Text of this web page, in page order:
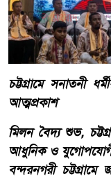
চট্টগ্রামে সনাতনী
আত্মপ্রকাশ
​মিলন বৈদ্য শুভ,
আধুনিক ও যুগোপযোগী
বন্দরনগরী